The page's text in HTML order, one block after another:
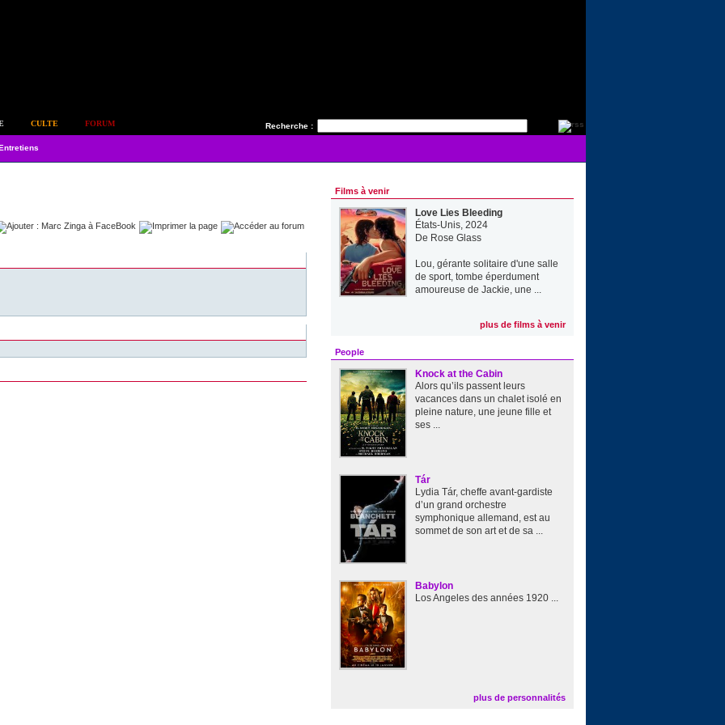
Recherche :
CULTE FORUM
Films à venir
Love Lies Bleeding
États-Unis, 2024
De Rose Glass
Lou, gérante solitaire d'une salle
de sport, tombe éperdument
amoureuse de Jackie, une ...
plus de films à venir
People
Knock at the Cabin
Alors qu’ils passent leurs
vacances dans un chalet isolé en
pleine nature, une jeune fille et
ses ...
Tár
Lydia Tár, cheffe avant-gardiste
d’un grand orchestre
symphonique allemand, est au
sommet de son art et de sa ...
Babylon
Los Angeles des années 1920 ...
plus de personnalités